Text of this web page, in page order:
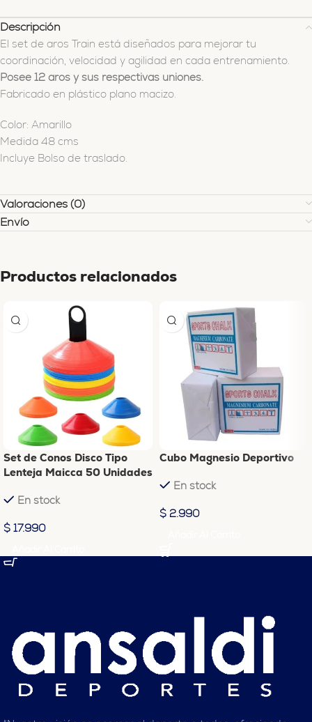
Descripción
El set de aros Train está diseñados para mejorar tu
coordinación, velocidad y agilidad en cada entrenamiento.
Posee 12 aros y sus respectivas uniones.
Fabricado en plástico plano macizo.
Color: Amarillo
Medida 48 cms
Incluye Bolso de traslado.
Valoraciones (0)
Envío
Productos relacionados
Set de Conos Disco Tipo
Lenteja Maicca 50 Unidades
En stock
$ 17.990
Cubo Magnesio Deportivo
En stock
$ 2.990